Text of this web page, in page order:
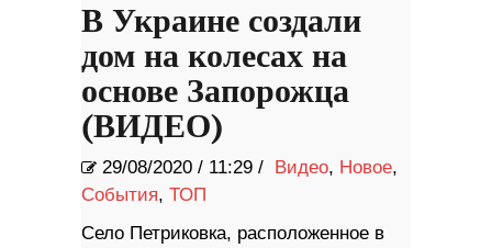
В Украине создали
дом на колесах на
основе Запорожца
(ВИДЕО)
29/08/2020 / 11:29 / Видео, Новое,
События, ТОП
Село Петриковка, расположенное в